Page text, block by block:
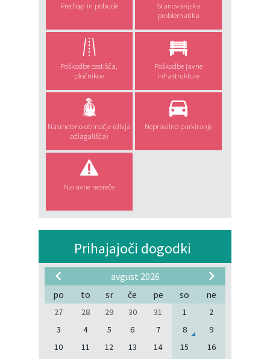
Predlogi in pobude
Stanovanjska
problematika
Poškodbe cestišča,
pločnikov
Poškodbe javne
infrastrukture
Nasmeteno območje (divja
odlagališča)
Nepravilno parkiranje
Naravne nesreče
Prihajajoči dogodki
avgust 2026
po
to sr če pe so ne
27 28 29 30 31 1
2
3
4 5 6 7 8
9
10
11 12 13 14 15
16